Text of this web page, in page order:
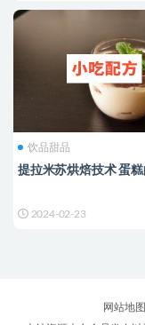
饮品甜品
提拉米苏烘焙技术 蛋
2024-02-23
网站地图